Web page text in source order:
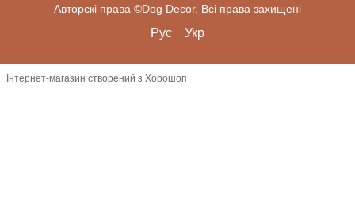
Авторскі права ©Dog Decor. Всі права захищені
Рус Укр
Інтернет-магазин створений з Хорошоп